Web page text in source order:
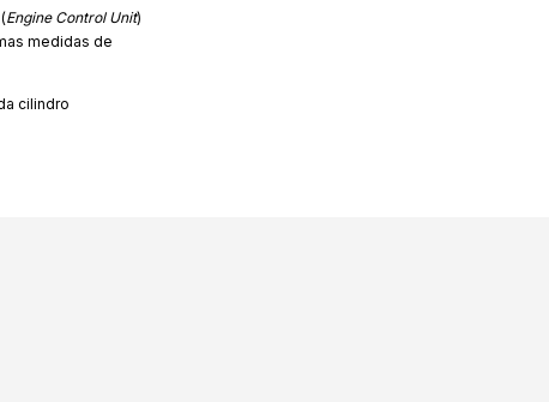
Engine Control Unit)
medidas de
cilindro